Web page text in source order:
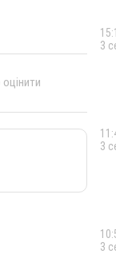
3
3
3